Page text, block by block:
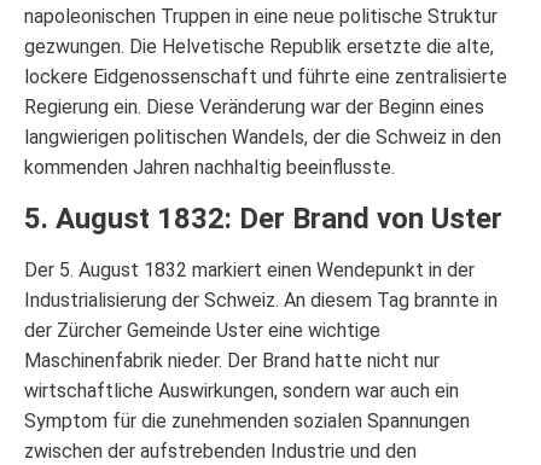
napoleonischen Truppen in eine neue politische Struktur
gezwungen. Die Helvetische Republik ersetzte die alte,
lockere Eidgenossenschaft und führte eine zentralisierte
Regierung ein. Diese Veränderung war der Beginn eines
langwierigen politischen Wandels, der die Schweiz in den
kommenden Jahren nachhaltig beeinflusste.
5. August 1832: Der Brand von Uster
Der 5. August 1832 markiert einen Wendepunkt in der
Industrialisierung der Schweiz. An diesem Tag brannte in
der Zürcher Gemeinde Uster eine wichtige
Maschinenfabrik nieder. Der Brand hatte nicht nur
wirtschaftliche Auswirkungen, sondern war auch ein
Symptom für die zunehmenden sozialen Spannungen
zwischen der aufstrebenden Industrie und den